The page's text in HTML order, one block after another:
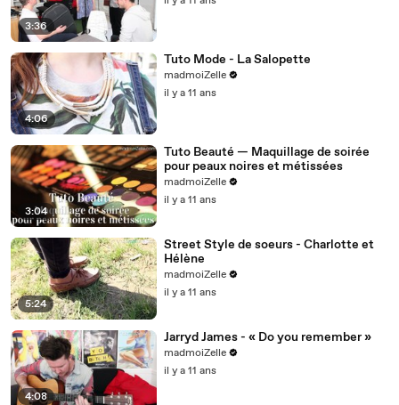
3:36
4:06
Tuto Mode - La Salopette
madmoiZelle
il y a 11 ans
3:04
Tuto Beauté — Maquillage de soirée
pour peaux noires et métissées
madmoiZelle
il y a 11 ans
5:24
Street Style de soeurs - Charlotte et
Hélène
madmoiZelle
il y a 11 ans
4:08
Jarryd James - « Do you remember »
madmoiZelle
il y a 11 ans